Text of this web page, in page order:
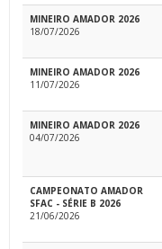
MINEIRO AMADOR 2026
18/07/2026
MINEIRO AMADOR 2026
11/07/2026
MINEIRO AMADOR 2026
04/07/2026
CAMPEONATO AMADOR
SFAC - SÉRIE B 2026
21/06/2026